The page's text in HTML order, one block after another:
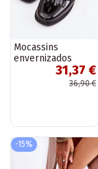
Mocassins
envernizados
femininos com
franjas pretos
31,37 €
36,90 €
-15%